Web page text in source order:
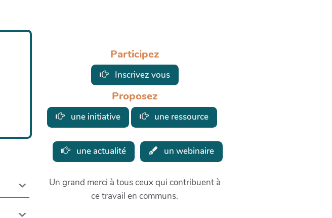
Participez
Inscrivez vous
Proposez
une initiative une ressource
un webinaire
une actualité
Un grand merci à tous ceux qui contribuent à
ce travail en communs.